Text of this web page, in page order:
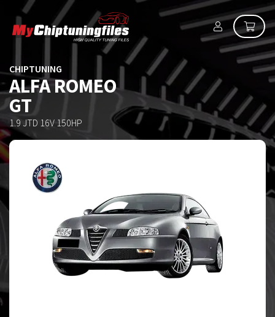
CHIPTUNING
ALFA ROMEO
GT
1.9 JTD 16V 150HP